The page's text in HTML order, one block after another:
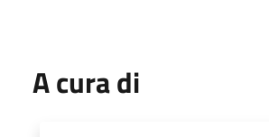
A cura di